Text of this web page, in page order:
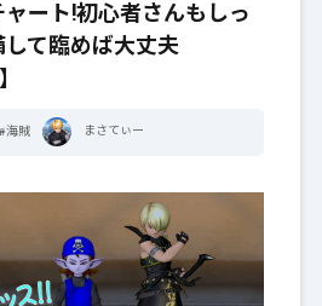
ャート!初心者さんもしっ
して臨めば大丈夫
#海賊 まさてぃー